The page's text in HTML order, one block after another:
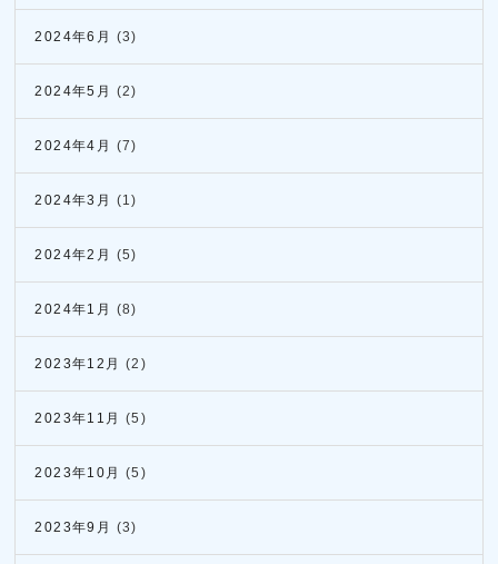
2024年6月 (3)
2024年5月 (2)
2024年4月 (7)
2024年3月 (1)
2024年2月 (5)
2024年1月 (8)
2023年12月 (2)
2023年11月 (5)
2023年10月 (5)
2023年9月 (3)